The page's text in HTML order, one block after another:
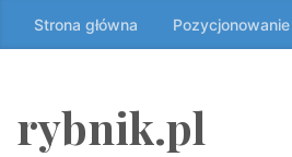
Przeskocz
do
Strona główna
rybnik.pl